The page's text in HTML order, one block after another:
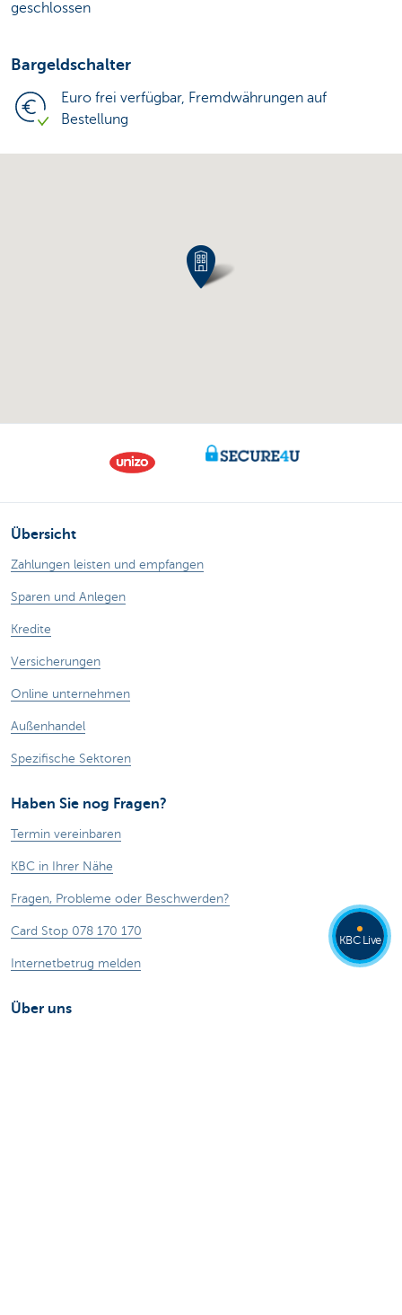
geschlossen
Bargeldschalter
Euro frei verfügbar, Fremdwährungen auf
Bestellung
Übersicht
Zahlungen leisten und empfangen
Sparen und Anlegen
Kredite
Versicherungen
Online unternehmen
Außenhandel
Spezifische Sektoren
Haben Sie nog Fragen?
Termin vereinbaren
KBC in Ihrer Nähe
Fragen, Probleme oder Beschwerden?
Card Stop 078 170 170
Internetbetrug melden
Über uns
KBC Live